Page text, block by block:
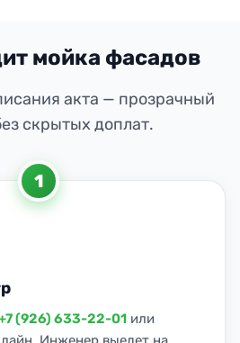
мойка фасадов
акта — прозрачный
скрытых доплат.
1
(926) 633-22-01или